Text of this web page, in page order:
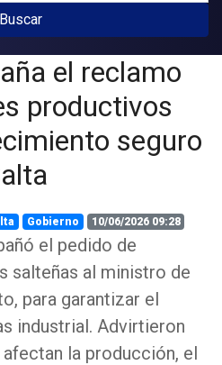
Buscar
el reclamo
productivos
seguro
Gobierno 10/06/2026 09:28
el pedido de
salteñas al ministro de
para garantizar el
industrial. Advirtieron
la producción, el